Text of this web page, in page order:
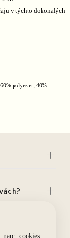
v týchto dokonalých
polyester, 40%